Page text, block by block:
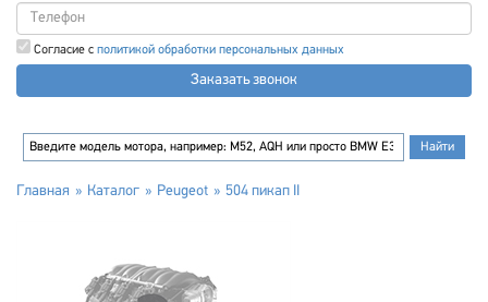
Согласие с политикой обработки персональных данных
Заказать звонок
Главная Каталог Peugeot 504 пикап II